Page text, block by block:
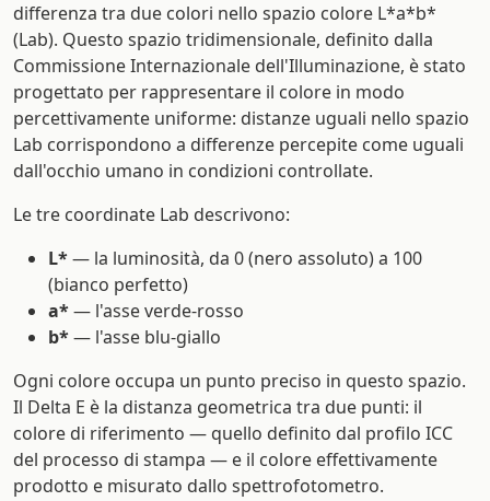
differenza tra due colori nello spazio colore L*a*b*
(Lab). Questo spazio tridimensionale, definito dalla
Commissione Internazionale dell'Illuminazione, è stato
progettato per rappresentare il colore in modo
percettivamente uniforme: distanze uguali nello spazio
Lab corrispondono a differenze percepite come uguali
dall'occhio umano in condizioni controllate.
Le tre coordinate Lab descrivono:
L*— la luminosità, da 0 (nero assoluto) a 100
(bianco perfetto)
a*— l'asse verde-rosso
b*— l'asse blu-giallo
Ogni colore occupa un punto preciso in questo spazio.
Il Delta E è la distanza geometrica tra due punti: il
colore di riferimento — quello definito dal profilo ICC
del processo di stampa — e il colore effettivamente
prodotto e misurato dallo spettrofotometro.